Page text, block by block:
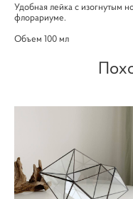
Удобная лейка с изогнутым
флорариуме.
Объем 100 мл